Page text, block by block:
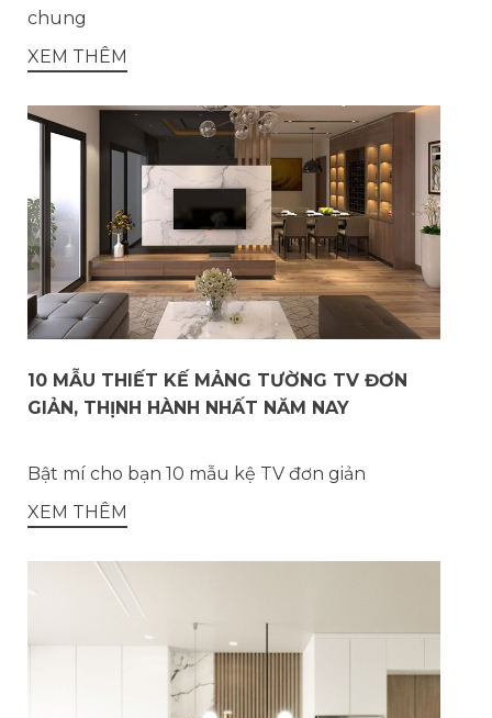
chung
XEM THÊM
10 MẪU THIẾT KẾ MẢNG TƯỜNG TV ĐƠN
GIẢN, THỊNH HÀNH NHẤT NĂM NAY
Bật mí cho bạn 10 mẫu kệ TV đơn giản
XEM THÊM